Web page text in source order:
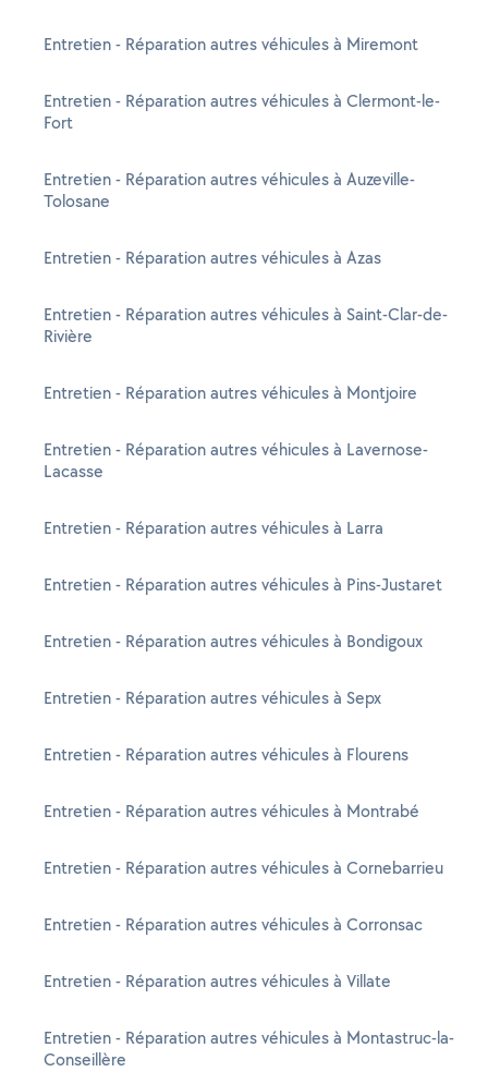
Entretien - Réparation autres véhicules à Miremont
Entretien - Réparation autres véhicules à Clermont-le-
Fort
Entretien - Réparation autres véhicules à Auzeville-
Tolosane
Entretien - Réparation autres véhicules à Azas
Entretien - Réparation autres véhicules à Saint-Clar-de-
Rivière
Entretien - Réparation autres véhicules à Montjoire
Entretien - Réparation autres véhicules à Lavernose-
Lacasse
Entretien - Réparation autres véhicules à Larra
Entretien - Réparation autres véhicules à Pins-Justaret
Entretien - Réparation autres véhicules à Bondigoux
Entretien - Réparation autres véhicules à Sepx
Entretien - Réparation autres véhicules à Flourens
Entretien - Réparation autres véhicules à Montrabé
Entretien - Réparation autres véhicules à Cornebarrieu
Entretien - Réparation autres véhicules à Corronsac
Entretien - Réparation autres véhicules à Villate
Entretien - Réparation autres véhicules à Montastruc-la-
Conseillère